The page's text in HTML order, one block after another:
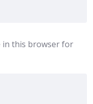
in this browser for